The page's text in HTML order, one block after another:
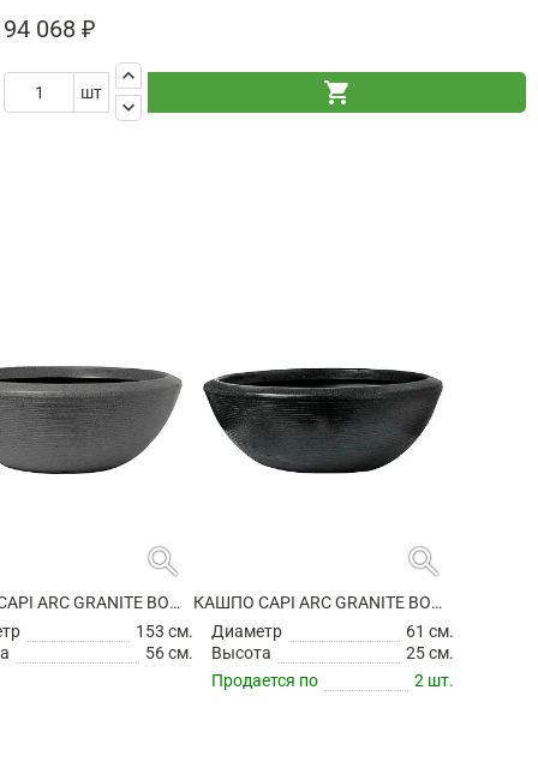
94 068 ₽
шт
keyboard_arrow_up
keyboard_arrow_down
shopping_cart
search
КАШПО CAPI ARC GRANITE BOWL LOW ANTHRACITE
153 см.
56 см.
search
КАШПО CAPI ARC GRANITE BOWL LOW BLACK
Диаметр
61 см.
Высота
25 см.
Продается по
2 шт.